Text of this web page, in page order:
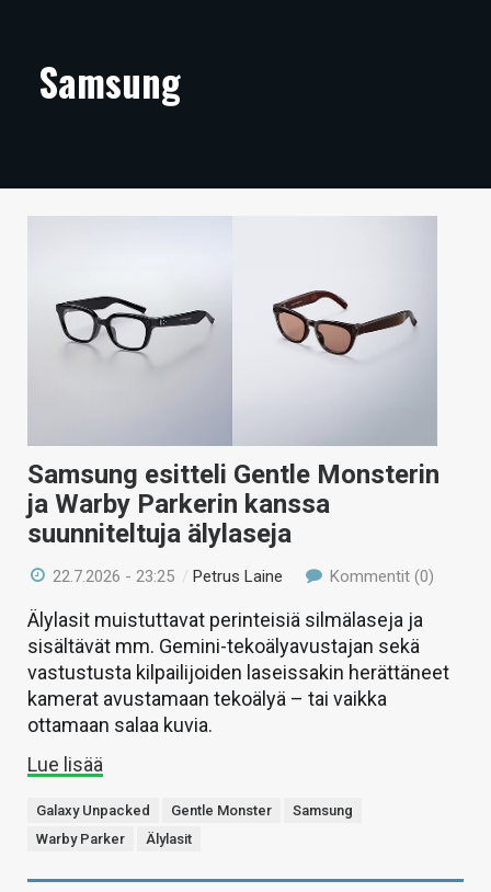
ARTIKKELIT
TECHBBS
KAUPPA
HAKU
Samsung
Samsung esitteli Gentle Monsterin
ja Warby Parkerin kanssa
suunniteltuja älylaseja
22.7.2026 - 23:25 /Petrus Laine Kommentit (0)
Älylasit muistuttavat perinteisiä silmälaseja ja
sisältävät mm. Gemini-tekoälyavustajan sekä
vastustusta kilpailijoiden laseissakin herättäneet
kamerat avustamaan tekoälyä – tai vaikka
ottamaan salaa kuvia.
Lue lisää
Galaxy Unpacked Gentle Monster
Samsung
Warby Parker
Älylasit